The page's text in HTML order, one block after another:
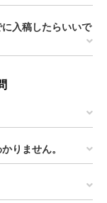
入稿したらいいで
りません。